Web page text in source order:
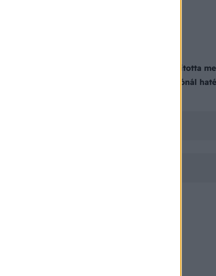
vagyis a hatóanyag nélküli tabletta - állapította
időt, és nem csillapította a placebónál
oka.